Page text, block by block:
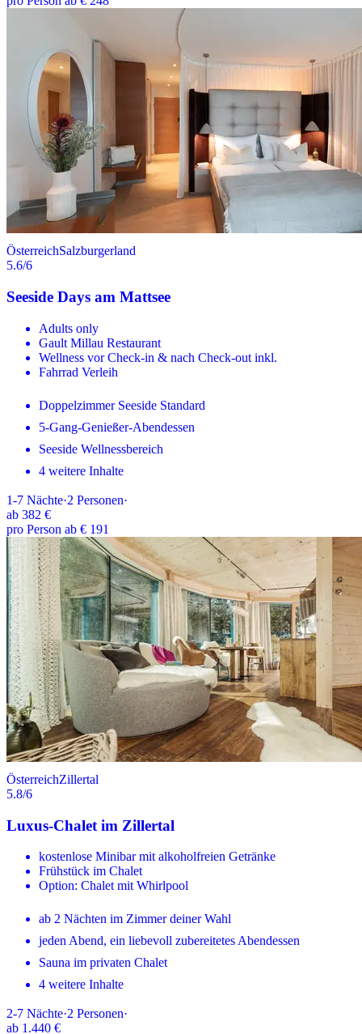
ÖsterreichSalzburgerland
5.6/6
Seeside Days am Mattsee
Adults only
Gault Millau Restaurant
Wellness vor Check-in & nach Check-out inkl.
Fahrrad Verleih
Doppelzimmer Seeside Standard
5-Gang-Genießer-Abendessen
Seeside Wellnessbereich
4 weitere Inhalte
1-7 Nächte·2 Personen·
ab 382 €
pro Person ab € 191
ÖsterreichZillertal
5.8/6
Luxus-Chalet im Zillertal
kostenlose Minibar mit alkoholfreien Getränke
Frühstück im Chalet
Option: Chalet mit Whirlpool
ab 2 Nächten im Zimmer deiner Wahl
jeden Abend, ein liebevoll zubereitetes Abendessen
Sauna im privaten Chalet
4 weitere Inhalte
2-7 Nächte·2 Personen·
ab 1.440 €